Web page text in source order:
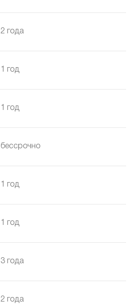
2 года
1 год
1 год
бессрочно
1 год
1 год
3 года
2 года